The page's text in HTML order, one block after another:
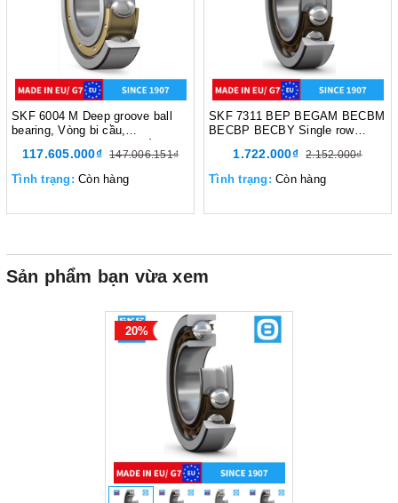
SKF 6004 M Deep groove ball
bearing, Vòng bi cầu,
d320xD480xB74 mm, Xuất sứ
EU/G7
117.605.000₫ 147.006.151₫
Tình trạng: Còn hàng
SKF 7311 BEP BEGAM BECBM
BECBP BECBY Single row
Vòng bi tiếp xúc góc,
d55xD120xB29 mm, Xuất sứ
EU/G7
1.722.000₫ 2.152.000₫
Tình trạng: Còn hàng
Sản phẩm bạn vừa xem
20%